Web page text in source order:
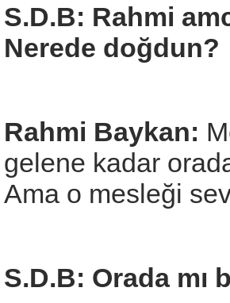
S.D.B: Rahmi
Nerede doğdun?
Rahmi Baykan:
gelene kadar
Ama o mesleği
S.D.B: Orada mı